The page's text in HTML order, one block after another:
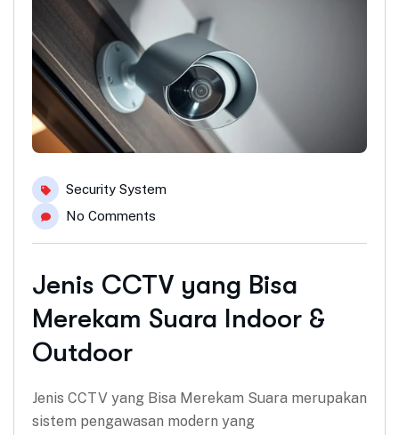
Security System
No Comments
Jenis CCTV yang Bisa
Merekam Suara Indoor &
Outdoor
Jenis CCTV yang Bisa Merekam Suara merupakan
sistem pengawasan modern yang